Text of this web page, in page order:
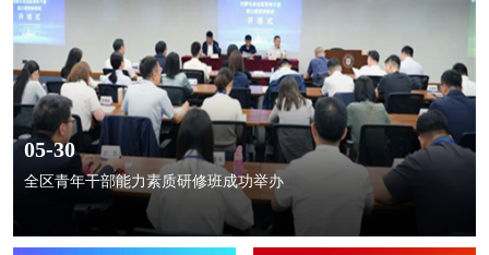
05-30
全区青年干部能力素质研修班成功举办